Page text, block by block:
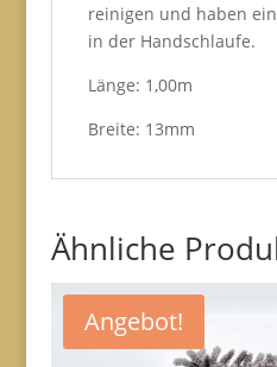
reinigen und haben
in der Handschlaufe.
Länge: 1,00m
Breite: 13mm
Ähnliche
Angebot!